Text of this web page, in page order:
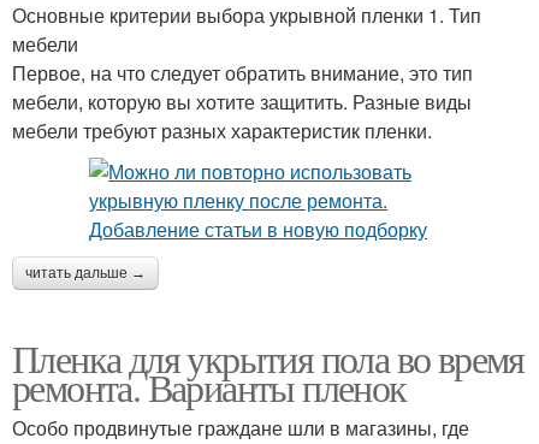
Основные критерии выбора укрывной пленки 1. Тип
мебели
Первое, на что следует обратить внимание, это тип
мебели, которую вы хотите защитить. Разные виды
мебели требуют разных характеристик пленки.
читать дальше →
Пленка для укрытия пола во время
ремонта. Варианты пленок
Особо продвинутые граждане шли в магазины, где